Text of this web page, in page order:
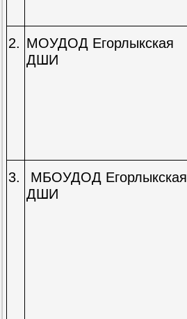
2. МОУДОД Егорлыкская
ДШИ
3.
МБОУДОД Егорлыкская
ДШИ